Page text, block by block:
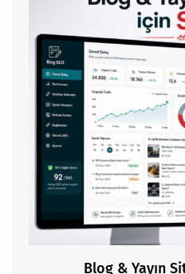
Blog & Yayın